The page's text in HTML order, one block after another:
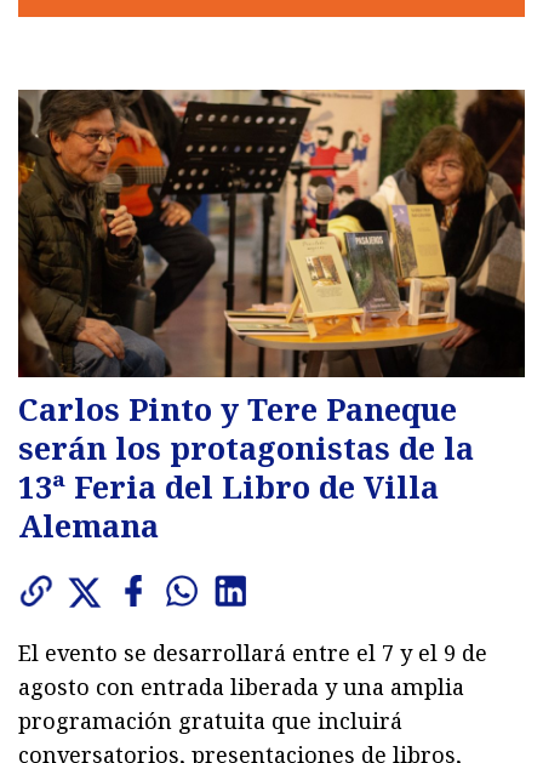
Carlos Pinto y Tere Paneque
serán los protagonistas de la
13ª Feria del Libro de Villa
Alemana
El evento se desarrollará entre el 7 y el 9 de
agosto con entrada liberada y una amplia
programación gratuita que incluirá
conversatorios, presentaciones de libros,